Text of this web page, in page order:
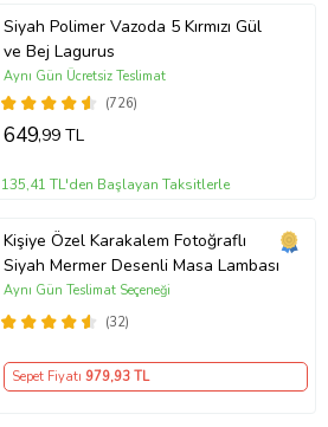
Siyah Polimer Vazoda 5 Kırmızı Gül
ve Bej Lagurus
(726)
Aynı Gün Ücretsiz Teslimat
649,99 TL
135,41 TL'den Başlayan Taksitlerle
Kişiye Özel Karakalem Fotoğraflı
Siyah Mermer Desenli Masa Lambası
(32)
Aynı Gün Teslimat Seçeneği
Sepet Fiyatı 979,93 TL